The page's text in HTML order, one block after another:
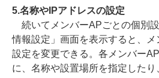
5.名称やIPアドレスの設定
続いてメンバーAPごとの個別
情報設定」画面を表示すると、
設定を変更できる。各メンバー
に、名称や設置場所を指定した